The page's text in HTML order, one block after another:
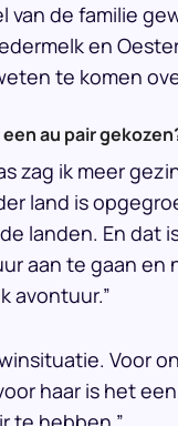
van de familie
en
te komen
au pair
zag ik meer
land is
landen. En dat
aan te gaan en
avontuur.”
Voor
haar is het